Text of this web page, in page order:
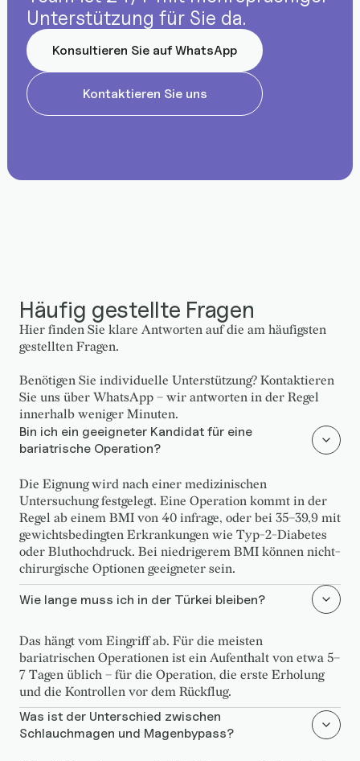
Unterstützung für Sie da.
Konsultieren Sie auf WhatsApp
Kontaktieren Sie uns
Häufig gestellte Fragen
Hier finden Sie klare Antworten auf die am häufigsten
gestellten Fragen.
Benötigen Sie individuelle Unterstützung? Kontaktieren
Sie uns über WhatsApp – wir antworten in der Regel
innerhalb weniger Minuten.
Bin ich ein geeigneter Kandidat für eine
bariatrische Operation?
Die Eignung wird nach einer medizinischen
Untersuchung festgelegt. Eine Operation kommt in der
Regel ab einem BMI von 40 infrage, oder bei 35–39,9 mit
gewichtsbedingten Erkrankungen wie Typ-2-Diabetes
oder Bluthochdruck. Bei niedrigerem BMI können nicht-
chirurgische Optionen geeigneter sein.
Wie lange muss ich in der Türkei bleiben?
Das hängt vom Eingriff ab. Für die meisten
bariatrischen Operationen ist ein Aufenthalt von etwa 5–
7 Tagen üblich – für die Operation, die erste Erholung
und die Kontrollen vor dem Rückflug.
Was ist der Unterschied zwischen
Schlauchmagen und Magenbypass?